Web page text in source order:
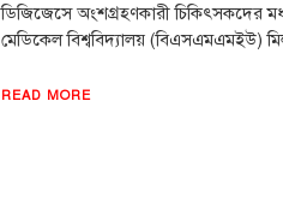
ডিজিজেসে অংশগ্রহণকারী চিকিৎসকদের
মেডিকেল বিশ্ববিদ্যালয় (বিএসএমএমইউ)
READ MORE